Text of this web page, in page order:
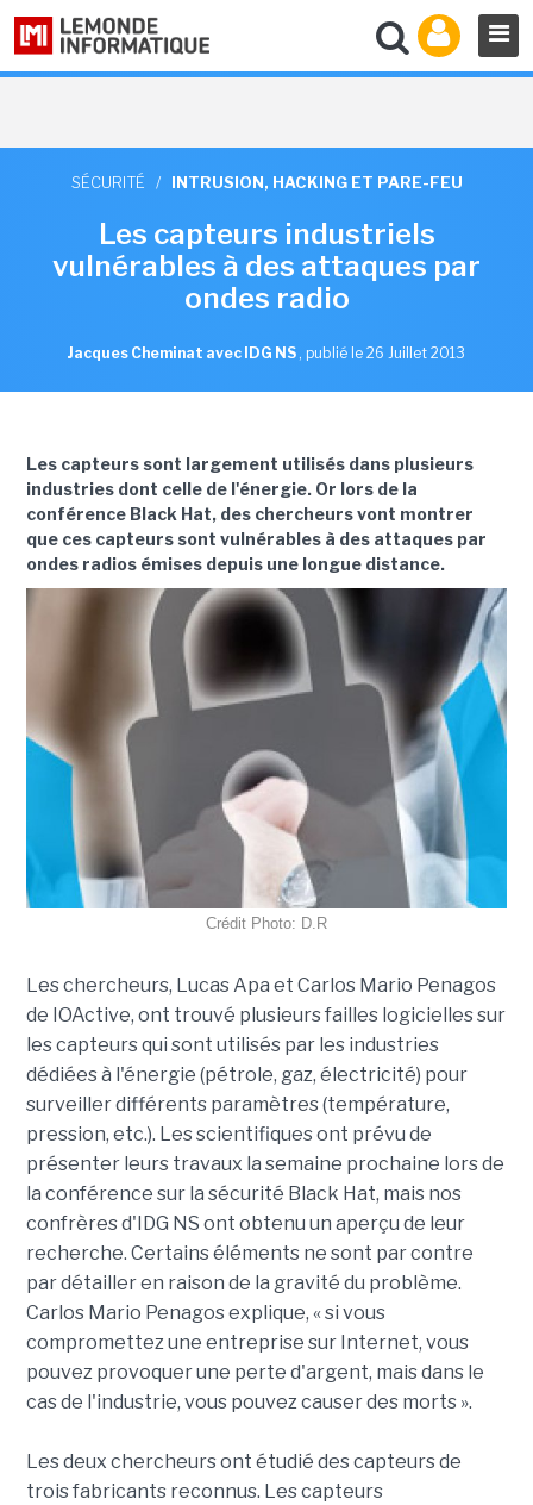
SÉCURITÉ / INTRUSION, HACKING ET PARE-FEU
Les capteurs industriels
vulnérables à des attaques par
ondes radio
Jacques Cheminat avec IDG NS , publié le 26 Juillet 2013
Les capteurs sont largement utilisés dans plusieurs
industries dont celle de l'énergie. Or lors de la
conférence Black Hat, des chercheurs vont montrer
que ces capteurs sont vulnérables à des attaques par
ondes radios émises depuis une longue distance.
Crédit Photo: D.R
Les chercheurs, Lucas Apa et Carlos Mario Penagos
de IOActive, ont trouvé plusieurs failles logicielles sur
les capteurs qui sont utilisés par les industries
dédiées à l'énergie (pétrole, gaz, électricité) pour
surveiller différents paramètres (température,
pression, etc.). Les scientifiques ont prévu de
présenter leurs travaux la semaine prochaine lors de
la conférence sur la sécurité Black Hat, mais nos
confrères d'IDG NS ont obtenu un aperçu de leur
recherche. Certains éléments ne sont par contre
par détailler en raison de la gravité du problème.
Carlos Mario Penagos explique, « si vous
compromettez une entreprise sur Internet, vous
pouvez provoquer une perte d'argent, mais dans le
cas de l'industrie, vous pouvez causer des morts ».
Les deux chercheurs ont étudié des capteurs de
trois fabricants reconnus. Les capteurs